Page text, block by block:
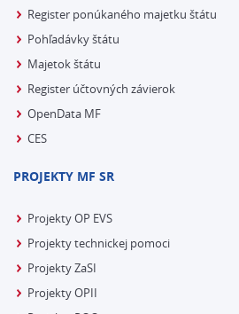
Register ponúkaného majetku štátu
Pohľadávky štátu
Majetok štátu
Register účtovných závierok
OpenData MF
CES
PROJEKTY MF SR
Projekty OP EVS
Projekty technickej pomoci
Projekty ZaSI
Projekty OPII